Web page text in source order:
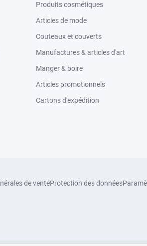
Produits cosmétiques
Articles de mode
Couteaux et couverts
Manufactures & articles d'art
Manger & boire
Articles promotionnels
Cartons d'expédition
de venteProtection des données